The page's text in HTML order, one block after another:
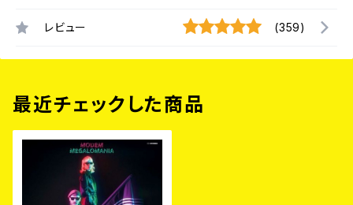
レビュー (359)
最近チェックした商品